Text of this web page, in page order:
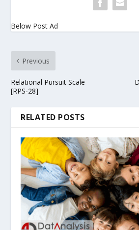
Below Post Ad
Previous
Relational Pursuit Scale
[RPS-28]
RELATED POSTS